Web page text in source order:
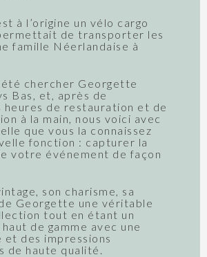
à l’origine un vélo cargo
de transporter les
famille Néerlandaise à
été chercher Georgette
Bas, et, après de
heures de restauration et de
à la main, nous voici avec
que vous la connaissez
fonction : capturer la
votre événement de façon
son charisme, sa
Georgette une véritable
tout en étant un
de gamme avec une
et des impressions
de haute qualité.